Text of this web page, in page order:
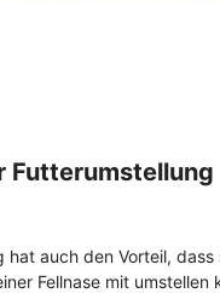
Futterumstellung
hat auch den Vorteil,
Fellnase mit umstellen